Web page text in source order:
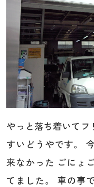
やっと落ち着いてフ
すいどうやです。
来なかった ごにょ
てました。 車の事